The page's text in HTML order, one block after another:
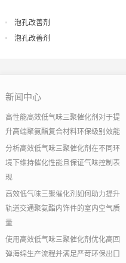
泡孔改善剂
泡孔改善剂
新闻中心
高性能高效低气味三聚催化剂对于提
升高端聚氨酯复合材料环保级别效能
分析高效低气味三聚催化剂在不同环
境下维持催化性能且保证气味控制表
现
高效低气味三聚催化剂如何助力提升
轨道交通聚氨酯内饰件的室内空气质
量
使用高效低气味三聚催化剂优化高回
弹海绵生产流程并满足严苛环保出口